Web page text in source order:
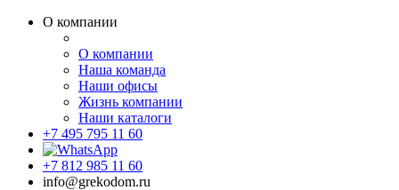
О компании
О компании
Наша команда
Наши офисы
Жизнь компании
Наши каталоги
+7 495 795 11 60
+7 812 985 11 60
info@grekodom.ru